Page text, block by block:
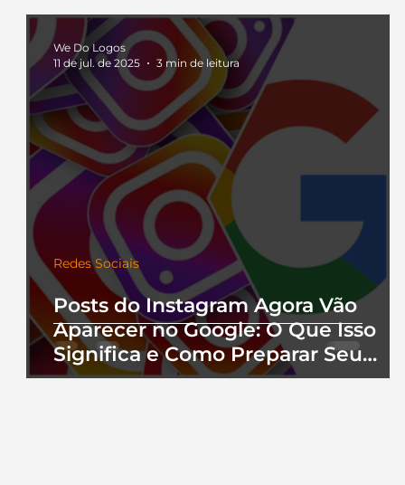
Posts do Instagram Agora Vão
Aparecer no Google: O Que Isso
Significa e Como Preparar Seu
Perfil
Redes Sociais
We Do Logos
11 de jul. de 2025
3 min de leitura